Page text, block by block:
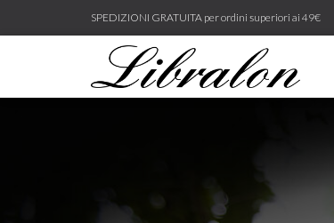
SPEDIZIONI GRATUITA per ordini superiori ai 49€